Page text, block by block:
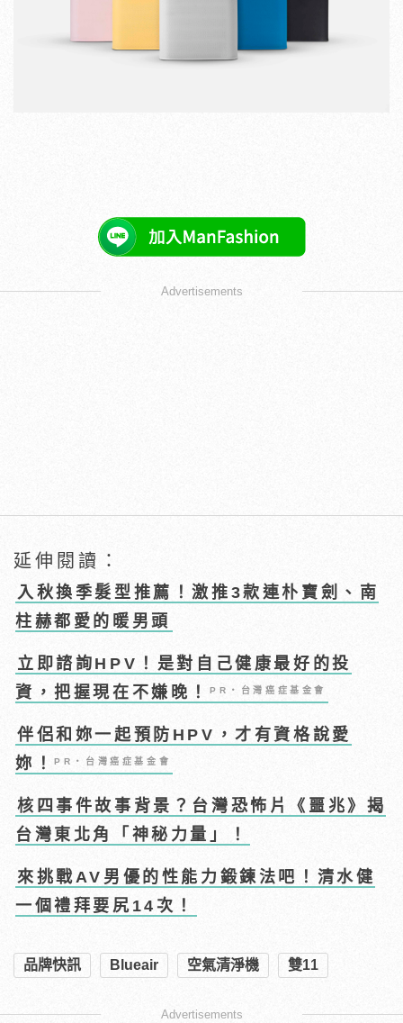
Advertisements
延伸閱讀：
入秋換季髮型推薦！激推3款連朴寶劍、南
柱赫都愛的暖男頭
立即諮詢HPV！是對自己健康最好的投
資，把握現在不嫌晚！PR・台灣癌症基金會
伴侶和妳一起預防HPV，才有資格說愛
妳！PR・台灣癌症基金會
核四事件故事背景？台灣恐怖片《噩兆》揭
台灣東北角「神秘力量」！
來挑戰AV男優的性能力鍛鍊法吧！清水健
一個禮拜要尻14次！
品牌快訊 Blueair 空氣清淨機 雙11
Advertisements